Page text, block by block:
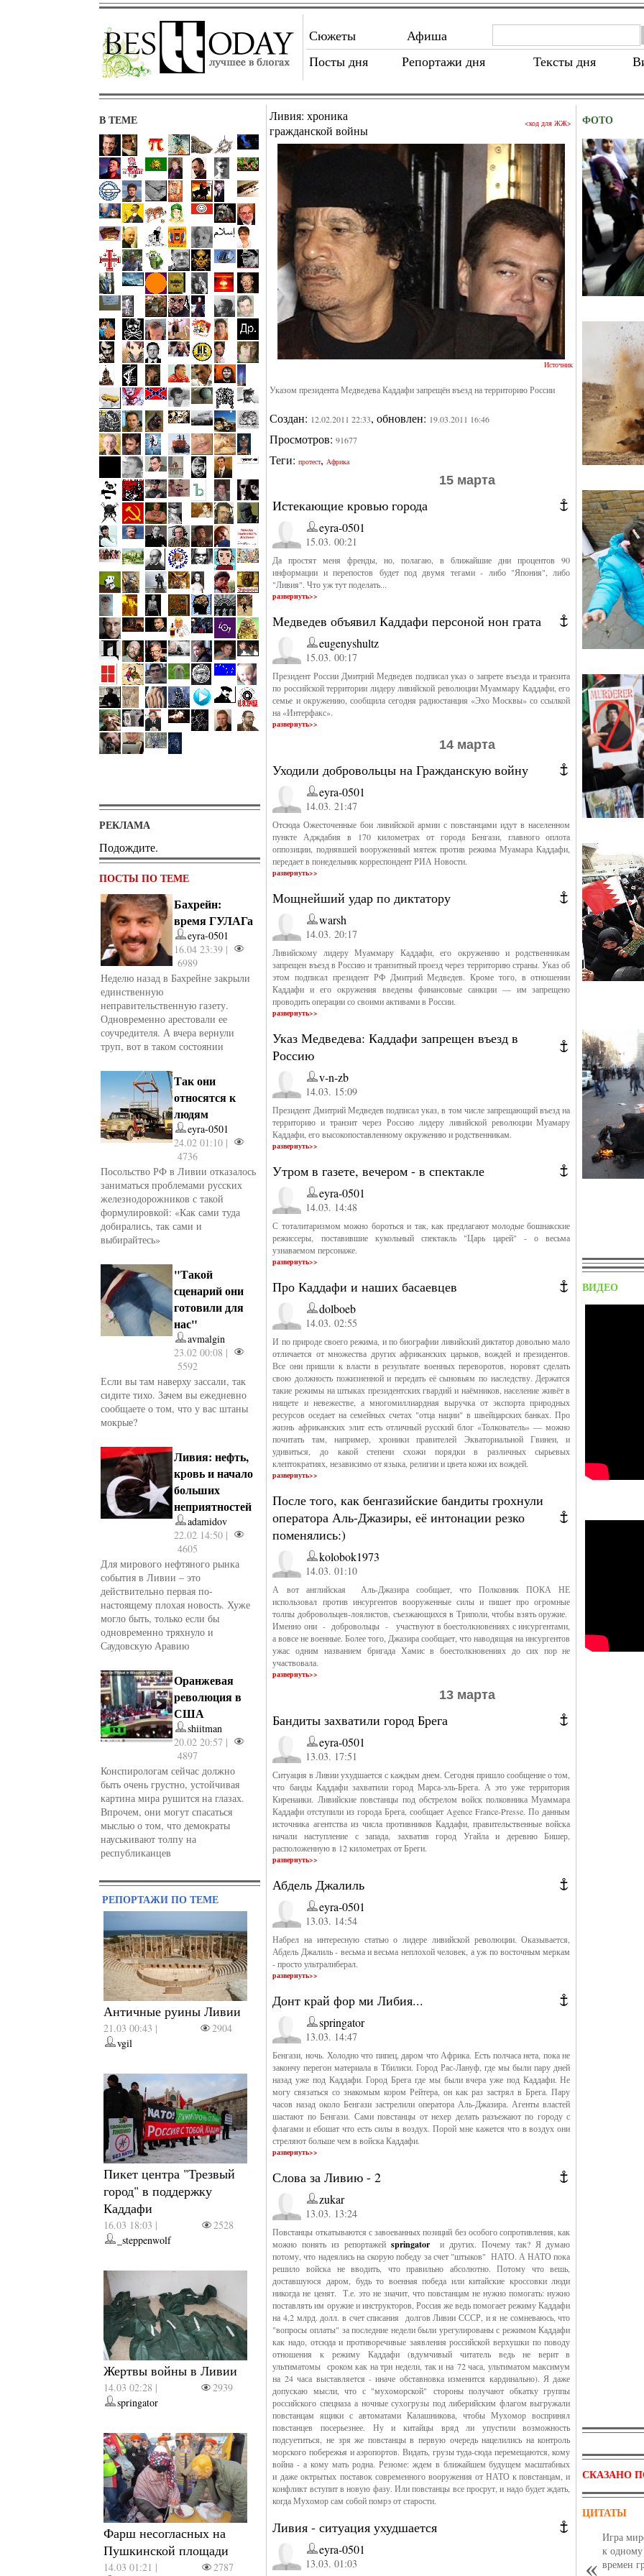
Сюжеты
Афиша
Посты дня
Репортажи дня Тексты дня
В ТЕМЕ
РЕКЛАМА
Подождите.
ПОСТЫ ПО ТЕМЕ
Бахрейн:
время ГУЛАГа
eyra-0501
16.04 23:39 |
6989
Неделю назад в Бахрейне закрыли
единственную
неправительственную газету.
Одновременно арестовали ее
соучредителя. А вчера вернули
труп, вот в таком состоянии
Так они
относятся к
людям
eyra-0501
24.02 01:10 |
4736
Посольство РФ в Ливии отказалось
заниматься проблемами русских
железнодорожников с такой
формулировкой: «Как сами туда
добирались, так сами и
выбирайтесь»
"Такой
сценарий они
готовили для
нас"
avmalgin
23.02 00:08 |
5592
Если вы там наверху зассали, так
сидите тихо. Зачем вы ежедневно
сообщаете о том, что у вас штаны
мокрые?
Ливия: нефть,
кровь и начало
больших
неприятностей
adamidov
22.02 14:50 |
4605
Для мирового нефтяного рынка
события в Ливии – это
действительно первая по-
настоящему плохая новость. Хуже
могло быть, только если бы
одновременно тряхнуло и
Саудовскую Аравию
Оранжевая
революция в
США
shiitman
20.02 20:57 |
4897
Конспирологам сейчас должно
быть очень грустно, устойчивая
картина мира рушится на глазах.
Впрочем, они могут спасаться
мыслью о том, что демократы
науськивают толпу на
республиканцев
РЕПОРТАЖИ ПО ТЕМЕ
Античные руины Ливии
21.03 00:43 |
2904
vgil
Пикет центра "Трезвый
город" в поддержку
Каддафи
16.03 18:03 |
2528
_steppenwolf
Жертвы войны в Ливии
14.03 02:28 |
2939
springator
Фарш несогласных на
Пушкинской площади
14.03 01:21 |
2787
Ливия: хроника
гражданской войны
<код для ЖЖ>
Источник
Указом президента Медведева Каддафи запрещён въезд на территорию России
Создан: 12.02.2011 22:33, обновлен: 19.03.2011 16:46
Просмотров:91677
Теги:протест, Африка
15 марта
Истекающие кровью города
eyra-0501
15.03. 00:21
Да простят меня френды, но, полагаю, в ближайшие дни процентов 90
информации и перепостов будет под двумя тегами - либо "Япония", либо
"Ливия". Что уж тут поделать...
развернуть>>
Медведев объявил Каддафи персоной нон грата
eugenyshultz
15.03. 00:17
Президент России Дмитрий Медведев подписал указ о запрете въезда и транзита
по российской территории лидеру ливийской революции Муаммару Каддафи, его
семье и окружению, сообщила сегодня радиостанция «Эхо Москвы» со ссылкой
на «Интерфакс».
развернуть>>
14 марта
Уходили добровольцы на Гражданскую войну
eyra-0501
14.03. 21:47
Отсюда Ожесточенные бои ливийской армии с повстанцами идут в населенном
пункте Адждабия в 170 километрах от города Бенгази, главного оплота
оппозиции, поднявшей вооруженный мятеж против режима Муамара Каддафи,
передает в понедельник корреспондент РИА Новости.
развернуть>>
Мощнейший удар по диктатору
warsh
14.03. 20:17
Ливийскому лидеру Муаммару Каддафи, его окружению и родственникам
запрещен въезд в Россию и транзитный проезд через территорию страны. Указ об
этом подписал президент РФ Дмитрий Медведев. Кроме того, в отношении
Каддафи и его окружения введены финансовые санкции — им запрещено
проводить операции со своими активами в России.
развернуть>>
Указ Медведева: Каддафи запрещен въезд в
Россию
v-n-zb
14.03. 15:09
Президент Дмитрий Медведев подписал указ, в том числе запрещающий въезд на
территорию и транзит через Россию лидеру ливийской революции Муамару
Каддафи, его высокопоставленному окружению и родственникам.
развернуть>>
Утром в газете, вечером - в спектакле
eyra-0501
14.03. 14:48
С тоталитаризмом можно бороться и так, как предлагают молодые бошнакские
режиссеры, поставившие кукольный спектакль "Царь царей" - о весьма
узнаваемом персонаже.
развернуть>>
Про Каддафи и наших басаевцев
dolboeb
14.03. 02:55
И по природе своего режима, и по биографии ливийский диктатор довольно мало
отличается от множества других африканских царьков, вождей и президентов.
Все они пришли к власти в результате военных переворотов, норовят сделать
свою должность пожизненной и передать её сыновьям по наследству. Держатся
такие режимы на штыках президентских гвардий и наёмников, население живёт в
нищете и невежестве, а многомиллиардная выручка от экспорта природных
ресурсов оседает на семейных счетах "отца нации" в швейцарских банках. Про
жизнь африканских элит есть отличный русский блог «Толкователь» — можно
почитать там, например, хроники правителей Экваториальной Гвинеи, и
удивиться, до какой степени схожи порядки в различных сырьевых
клептократиях, независимо от языка, религии и цвета кожи их вождей.
развернуть>>
После того, как бенгазийские бандиты грохнули
оператора Аль-Джазиры, её интонации резко
поменялись:)
kolobok1973
14.03. 01:10
А вот английская Аль-Джазира сообщает, что Полковник ПОКА НЕ
использовал против инсургентов вооруженные силы и пишет про огромные
толпы добровольцев-лоялистов, съезжающихся в Триполи, чтобы взять оружие.
Именно они - добровольцы - участвуют в боестолкновениях с инсургентами,
а вовсе не военные. Более того, Джазира сообщает, что наводящая на инсургентов
ужас одним названием бригада Хамис в боестолкновениях до сих пор не
участвовала.
развернуть>>
13 марта
Бандиты захватили город Брега
eyra-0501
13.03. 17:51
Ситуация в Ливии ухудшается с каждым днем. Сегодня пришло сообщение о том,
что банды Каддафи захватили город Марса-эль-Брега. А это уже территория
Киренаики. Ливийские повстанцы под обстрелом войск полковника Муаммара
Каддафи отступили из города Брега, сообщает Agence France-Presse. По данным
источника агентства из числа противников Каддафи, правительственные войска
начали наступление с запада, захватив город Угайла и деревню Бишер,
расположенную в 12 километрах от Бреги.
развернуть>>
Абдель Джалиль
eyra-0501
13.03. 14:54
Набрел на интересную статью о лидере ливийской революции. Оказывается,
Абдель Джалиль - весьма и весьма неплохой человек, а уж по восточным меркам
- просто ультралиберал.
развернуть>>
Донт край фор ми Либия...
springator
13.03. 14:47
Бенгази, ночь. Холодно что пипец, даром что Африка. Есть полчаса нета, пока не
закончу перегон материала в Тбилиси. Город Рас-Лануф, где мы были пару дней
назад уже под Каддафи. Город Брега где мы были вчера уже под Каддафи. Не
могу связаться со знакомым кором Рейтера, он как раз застрял в Брега. Пару
часов назад около Бенгази застрелили оператора Аль-Джазира. Агенты властей
шастают по Бенгази. Сами повстанцы от нехер делать разъежают по городу с
флагами и ебошат что есть силы в воздух. Порой мне кажется что в воздух они
стреляют больше чем в войска Каддафи.
развернуть>>
Слова за Ливию - 2
zukar
13.03. 13:24
Повстанцы откатываются с завоеванных позиций без особого сопротивления, как
можно понять из репортажей springatorи других. Почему так? Я думаю
потому, что надеялись на скорую победу за счет "штыков" НАТО. А НАТО пока
решило войска не вводить, что правильно абсолютно. Потому что вешь,
доставшуюся даром, будь то военная победа или китайские кроссовки люди
никогда не ценят. Т.е. это не значит, что повстанцам не нужно помогать: нужно
поставлять им оружие и инструкторов, Россия же ведь помогает режиму Каддафи
на 4,2 млрд. долл. в счет списания долгов Ливии СССР, и я не сомневаюсь, что
"вопросы оплаты" за последние недели были урегулированы с режимом Каддафи
как надо, отсюда и противоречивые заявления российской верхушки по поводу
отношения к режиму Каддафи (вдумчивый читатель ведь не верит в
ультиматомы сроком как на три недели, так и на 72 часа, ультиматом максимум
на 24 часа выставляется - иначе обставновка изменится кардинально). Я даже
допускаю мысли, что с "мухоморской" стороны получают обкатку группы
российского спецназа а ночные сухогрузы под либерийским флагом выгружали
повстанцам ящики с автоматами Калашникова, чтобы Мухомор воспринял
повстанцев посерьезнее. Ну и китайцы вряд ли упустили возможность
подсуетиться, не зря же повстанцы в первую очередь нацелились на контроль
морского побережья и аэропортов. Видать, грузы туда-сюда перемещаются, кому
война - а кому мать родна. Резюме: ждем в ближайшем будущем масштабных
и даже октрытых поставок современного вооружения от НАТО к повстанцам, и
конфликт вступит в новую фазу. Или повстанцы все просрут, и надо будет ждать,
когда Мухомор сам собой помрэ от старости.
Ливия - ситуация ухудшается
eyra-0501
13.03. 01:03
ФОТО
ВИДЕО
СКАЗАНО
ЦИТАТЫ
Игра
к
времен